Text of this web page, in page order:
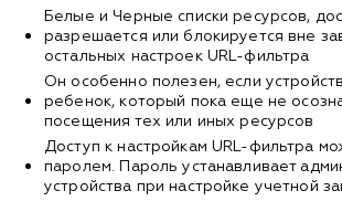
Белые и Черные списки ресурсов,
разрешается или блокируется вне
остальных настроек URL-фильтра
Он особенно полезен, если
ребенок, который пока еще не
посещения тех или иных ресурсов
Доступ к настройкам URL-фильтра
паролем. Пароль устанавливает
устройства при настройке учетной